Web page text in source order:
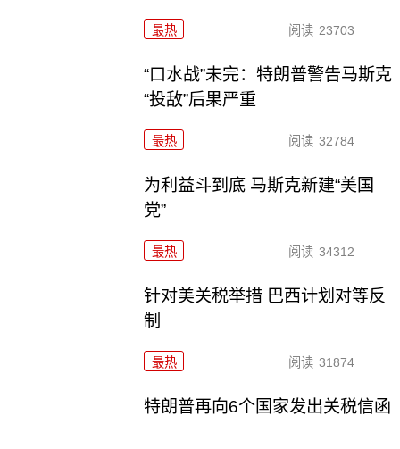
最热 阅读 23703
“口水战”未完：特朗普警告马斯克
“投敌”后果严重
最热 阅读 32784
为利益斗到底 马斯克新建“美国
党”
最热 阅读 34312
针对美关税举措 巴西计划对等反
制
最热 阅读 31874
特朗普再向6个国家发出关税信函